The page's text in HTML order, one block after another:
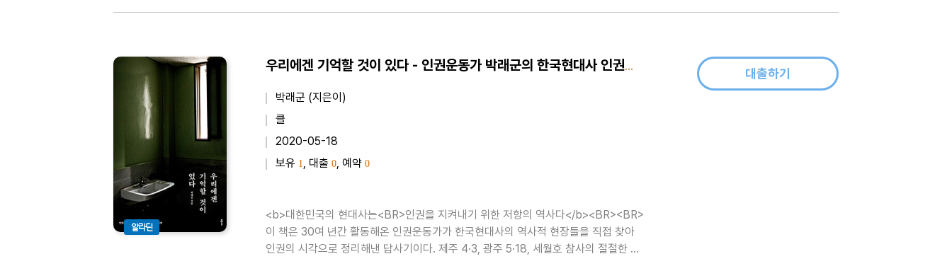
알라딘
우리에겐 기억할 것이 있다 - 인권운동가 박래군의 한국현대사 인권기행
박래군 (지은이)
클
2020-05-18
보유 1, 대출 0, 예약 0
<b>대한민국의 현대사는<BR>인권을 지켜내기 위한 저항의 역사다</b><BR><BR>
이 책은 30여 년간 활동해온 인권운동가가 한국현대사의 역사적 현장들을 직접 찾아
인권의 시각으로 정리해낸 답사기이다. 제주 4·3, 광주 5·18, 세월호 참사의 절절한 현
대출하기